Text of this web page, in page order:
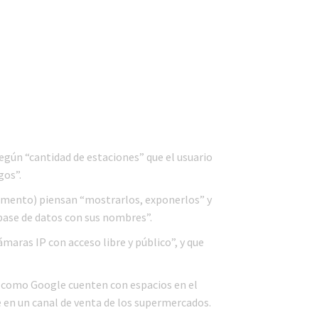
“cantidad de estaciones” que el usuario
piensan “mostrarlos, exponerlos” y
de datos con sus nombres”.
IP con acceso libre y público”, y que
Google cuenten con espacios en el
un canal de venta de los supermercados.